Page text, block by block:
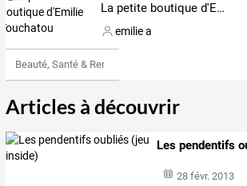
La petite boutique d'Emilie Touchatou
emilie a
Beauté, Santé & Remise en forme
Articles à découvrir
Les pendentifs
28 févr. 2013